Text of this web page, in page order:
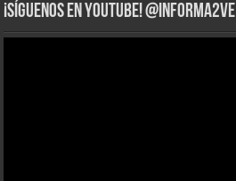
¡Síguenos en YouTube! @informa2ve